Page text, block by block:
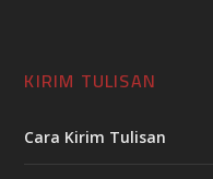
KIRIM TULISAN
Cara Kirim Tulisan